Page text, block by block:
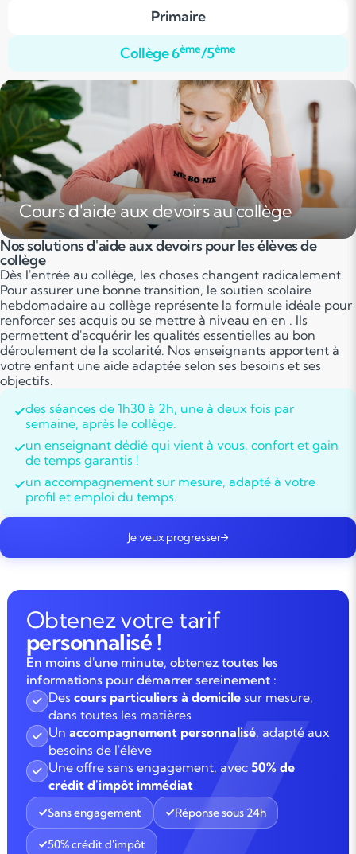
Primaire
Collège 6ème/5ème
Cours d'aide aux devoirs au collège
Nos solutions d'aide aux devoirs pour les élèves de
collège
Dès l'entrée au collège, les choses changent radicalement.
Pour assurer une bonne transition, le soutien scolaire
hebdomadaire au collège représente la formule idéale pour
renforcer ses acquis ou se mettre à niveau en en . Ils
permettent d'acquérir les qualités essentielles au bon
déroulement de la scolarité. Nos enseignants apportent à
votre enfant une aide adaptée selon ses besoins et ses
objectifs.
des séances de 1h30 à 2h, une à deux fois par
semaine, après le collège.
un enseignant dédié qui vient à vous, confort et gain
de temps garantis !
un accompagnement sur mesure, adapté à votre
profil et emploi du temps.
Je veux progresser
Obtenez votre tarif
personnalisé !
En moins d'une minute, obtenez toutes les
informations pour démarrer sereinement :
Des cours particuliers à domicilesur mesure,
dans toutes les matières
Un accompagnement personnalisé, adapté aux
besoins de l'élève
Une offre sans engagement, avec 50% de
crédit d'impôt immédiat
Sans engagement Réponse sous 24h
50% crédit d'impôt